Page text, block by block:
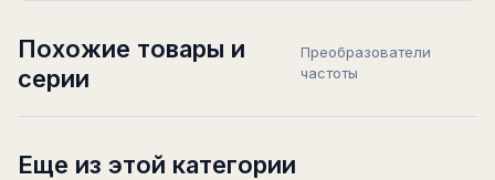
Похожие товары и
серии
Преобразователи
частоты
Еще из этой категории